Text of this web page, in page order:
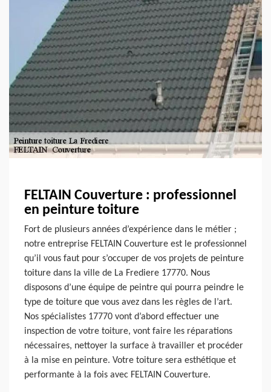
FELTAIN Couverture : professionnel
en peinture toiture
Fort de plusieurs années d’expérience dans le métier ;
notre entreprise FELTAIN Couverture est le professionnel
qu’il vous faut pour s’occuper de vos projets de peinture
toiture dans la ville de La Frediere 17770. Nous
disposons d’une équipe de peintre qui pourra peindre le
type de toiture que vous avez dans les règles de l’art.
Nos spécialistes 17770 vont d’abord effectuer une
inspection de votre toiture, vont faire les réparations
nécessaires, nettoyer la surface à travailler et procéder
à la mise en peinture. Votre toiture sera esthétique et
performante à la fois avec FELTAIN Couverture.